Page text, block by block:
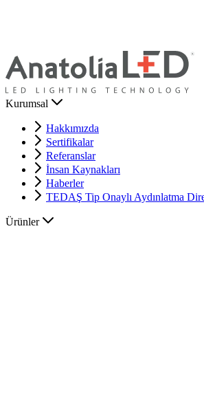
Kurumsal
Hakkımızda
Sertifikalar
Referanslar
İnsan Kaynakları
Haberler
TEDAŞ Tip Onaylı Aydınlatma
Ürünler